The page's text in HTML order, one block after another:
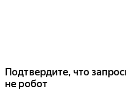
Подтвердите, что
не робот